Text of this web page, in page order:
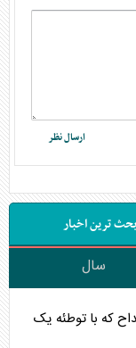
ترین اخبار
سال
که با توطئه یک